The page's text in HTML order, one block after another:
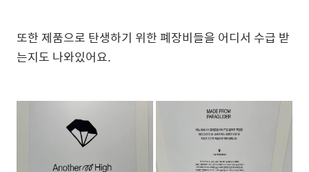
또한 제품으로 탄생하기 위한 폐장비들을 어디서 수급 받
는지도 나와있어요.